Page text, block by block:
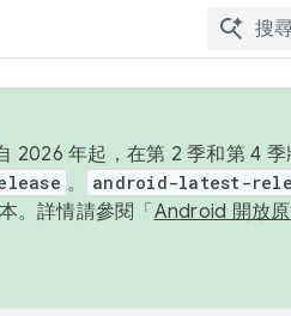
2026 年起，在第 2 季和第 4 季
。 android-latest-
。詳情請參閱「 Android 開放